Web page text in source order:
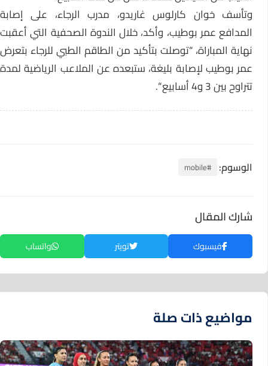
وتأسف خوان كارلوس غاريدو، مدرب الرجاء، على إصابة
المدافع عمر بوطيب، وأكد، خلال الندوة الصحفية التي أعقبت
نهاية المباراة، “توصلت بتأكيد من الطاقم الطبي للرجاء بتعرض
عمر بوطيب لإصابة بليغة، ستبعده عن الملاعب الرياضية لمدة
تتراوح بين 3 و4 أسابيع “.
الوسوم: #mobile
شارك المقال
فيسبوك تويتر واتساب
مواضيع ذات صلة